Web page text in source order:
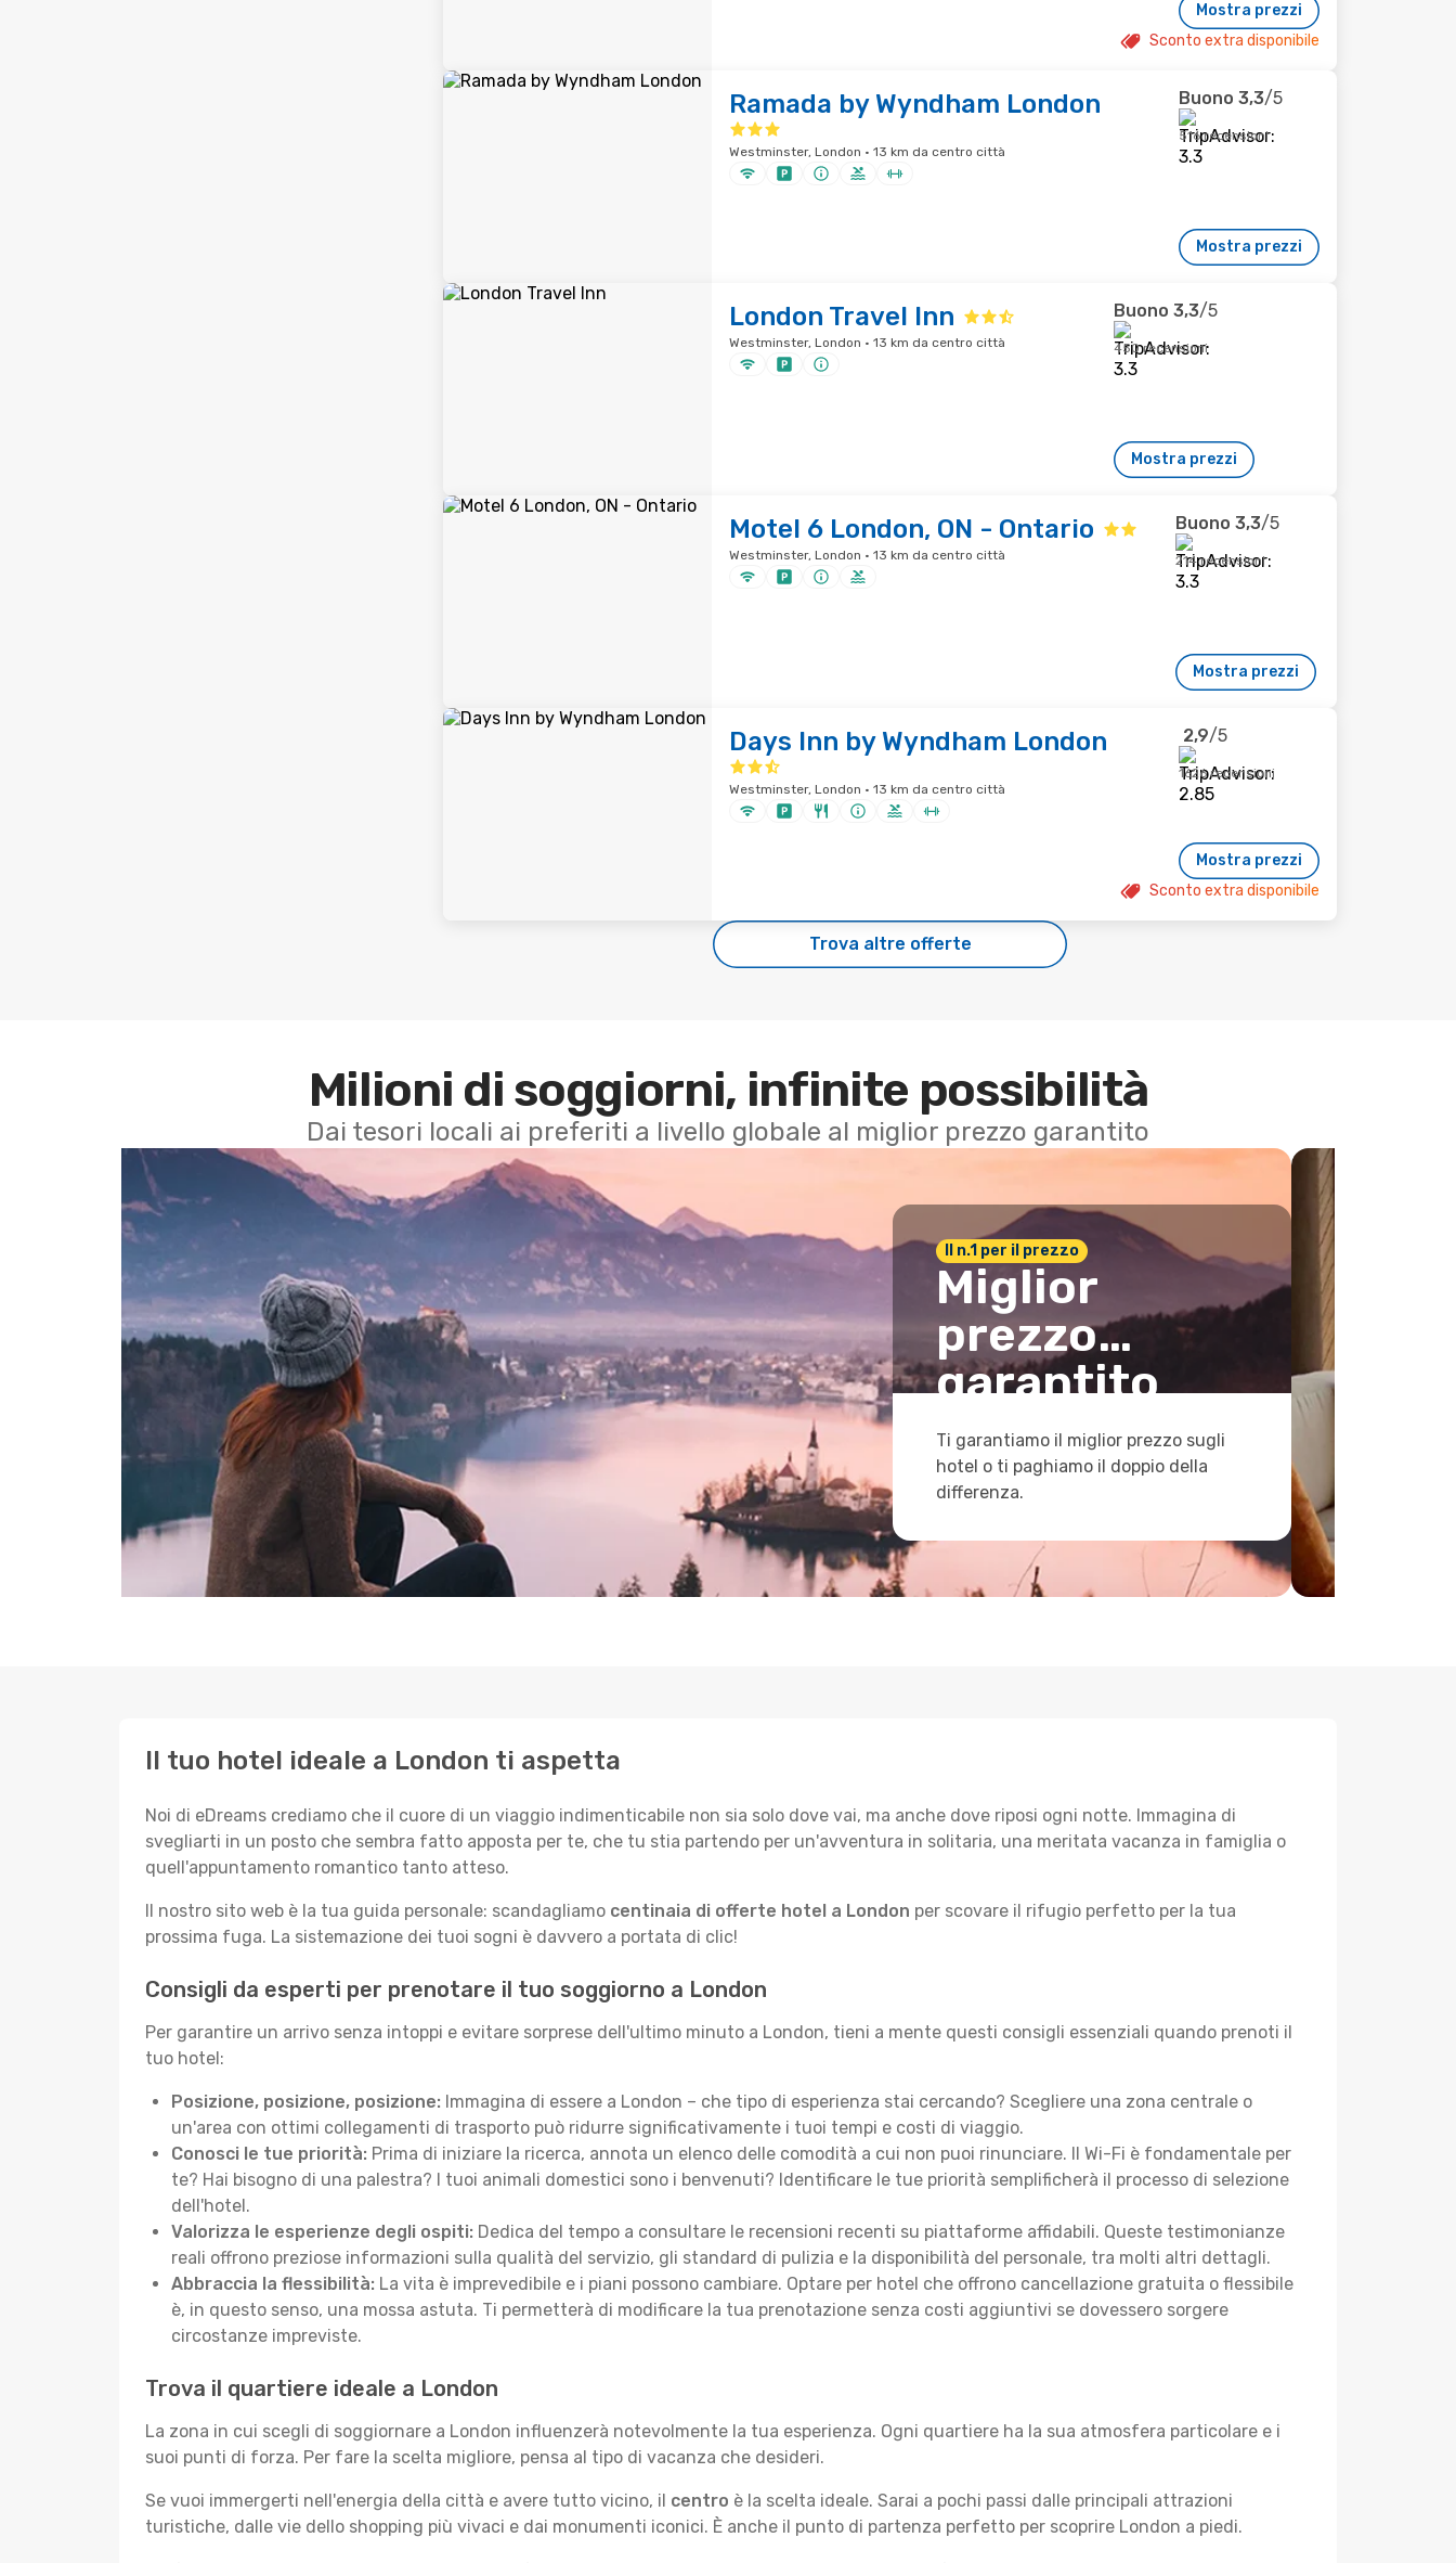
Mostra prezzi
Sconto extra disponibile
Ramada by Wyndham London
Westminster, London · 13 km da centro città
Buono 3,3/5
516 recensioni
Mostra prezzi
London Travel Inn
Westminster, London · 13 km da centro città
Buono 3,3/5
450 recensioni
Mostra prezzi
Motel 6 London, ON - Ontario
Westminster, London · 13 km da centro città
Buono 3,3/5
214 recensioni
Mostra prezzi
Days Inn by Wyndham London
Westminster, London · 13 km da centro città
2,9/5
1626 recensioni
Mostra prezzi
Sconto extra disponibile
Trova altre offerte
Milioni di soggiorni, infinite possibilità
Dai tesori locali ai preferiti a livello globale al miglior prezzo garantito
Il n.1 per il prezzo
Miglior
prezzo
garantito
Ti garantiamo il miglior prezzo sugli
hotel o ti paghiamo il doppio della
differenza.
Il tuo hotel ideale a London ti aspetta
Noi di eDreams crediamo che il cuore di un viaggio indimenticabile non sia solo dove vai, ma anche dove riposi ogni notte. Immagina di
svegliarti in un posto che sembra fatto apposta per te, che tu stia partendo per un'avventura in solitaria, una meritata vacanza in famiglia o
quell'appuntamento romantico tanto atteso.
Il nostro sito web è la tua guida personale: scandagliamo centinaia di offerte hotel a London per scovare il rifugio perfetto per la tua
prossima fuga. La sistemazione dei tuoi sogni è davvero a portata di clic!
Consigli da esperti per prenotare il tuo soggiorno a London
Per garantire un arrivo senza intoppi e evitare sorprese dell'ultimo minuto a London, tieni a mente questi consigli essenziali quando prenoti il
tuo hotel:
Posizione, posizione, posizione: Immagina di essere a London – che tipo di esperienza stai cercando? Scegliere una zona centrale o
un'area con ottimi collegamenti di trasporto può ridurre significativamente i tuoi tempi e costi di viaggio.
Conosci le tue priorità: Prima di iniziare la ricerca, annota un elenco delle comodità a cui non puoi rinunciare. Il Wi-Fi è fondamentale per
te? Hai bisogno di una palestra? I tuoi animali domestici sono i benvenuti? Identificare le tue priorità semplificherà il processo di selezione
dell'hotel.
Valorizza le esperienze degli ospiti: Dedica del tempo a consultare le recensioni recenti su piattaforme affidabili. Queste testimonianze
reali offrono preziose informazioni sulla qualità del servizio, gli standard di pulizia e la disponibilità del personale, tra molti altri dettagli.
Abbraccia la flessibilità: La vita è imprevedibile e i piani possono cambiare. Optare per hotel che offrono cancellazione gratuita o flessibile
è, in questo senso, una mossa astuta. Ti permetterà di modificare la tua prenotazione senza costi aggiuntivi se dovessero sorgere
circostanze impreviste.
Trova il quartiere ideale a London
La zona in cui scegli di soggiornare a London influenzerà notevolmente la tua esperienza. Ogni quartiere ha la sua atmosfera particolare e i
suoi punti di forza. Per fare la scelta migliore, pensa al tipo di vacanza che desideri.
Se vuoi immergerti nell'energia della città e avere tutto vicino, il centro è la scelta ideale. Sarai a pochi passi dalle principali attrazioni
turistiche, dalle vie dello shopping più vivaci e dai monumenti iconici. È anche il punto di partenza perfetto per scoprire London a piedi.